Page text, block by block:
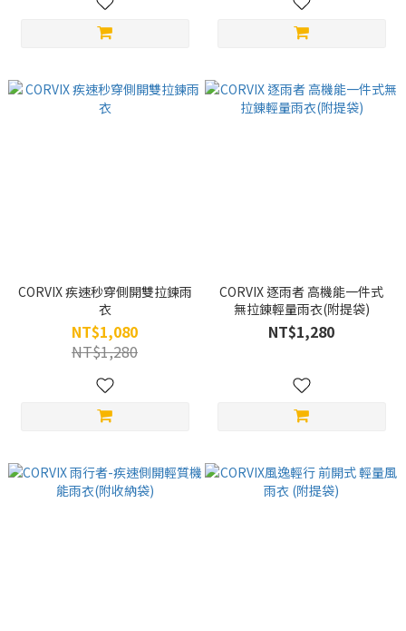
CORVIX 疾速秒穿側開雙拉鍊雨
衣
NT$1,080
NT$1,280
CORVIX 逐雨者 高機能一件式
無拉錬輕量雨衣(附提袋)
NT$1,280